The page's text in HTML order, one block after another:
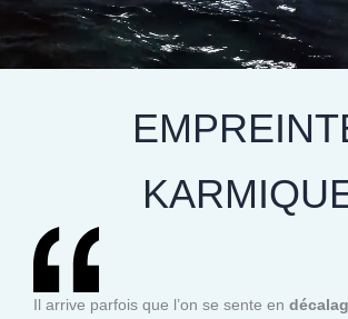
Il arrive parfois que l’on se sente en